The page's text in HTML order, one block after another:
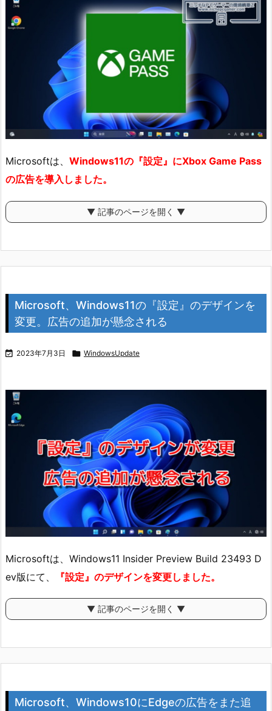
Microsoftは、 Windows11の『設定』にXbox Game Pass
の広告を導入しました。
▼ 記事のページを開く ▼
Microsoft、Windows11の『設定』のデザインを
変更。広告の追加が懸念される
 2023年7月3日  WindowsUpdate
Microsoftは、Windows11 Insider Preview Build 23493 D
ev版にて、
『設定』のデザインを変更しました。
▼ 記事のページを開く ▼
Microsoft、Windows10にEdgeの広告をまた追